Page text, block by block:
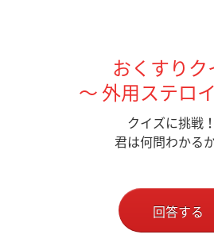
おくすりク
～ 外用ステロ
クイズに挑戦
君は何問わかる
回答する